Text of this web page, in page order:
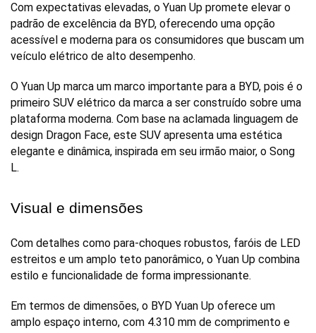
Com expectativas elevadas, o Yuan Up promete elevar o
padrão de excelência da BYD, oferecendo uma opção
acessível e moderna para os consumidores que buscam um
veículo elétrico de alto desempenho.
O Yuan Up marca um marco importante para a BYD, pois é o
primeiro SUV elétrico da marca a ser construído sobre uma
plataforma moderna. Com base na aclamada linguagem de
design Dragon Face, este SUV apresenta uma estética
elegante e dinâmica, inspirada em seu irmão maior, o Song
L.
Visual e dimensões
Com detalhes como para-choques robustos, faróis de LED
estreitos e um amplo teto panorâmico, o Yuan Up combina
estilo e funcionalidade de forma impressionante.
Em termos de dimensões, o BYD Yuan Up oferece um
amplo espaço interno, com 4.310 mm de comprimento e